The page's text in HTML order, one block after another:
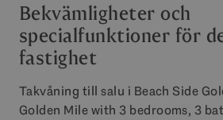
Bekvämligheter och
specialfunktioner för
fastighet
Takvåning till salu i Beach Side
Golden Mile with 3 bedrooms, 3